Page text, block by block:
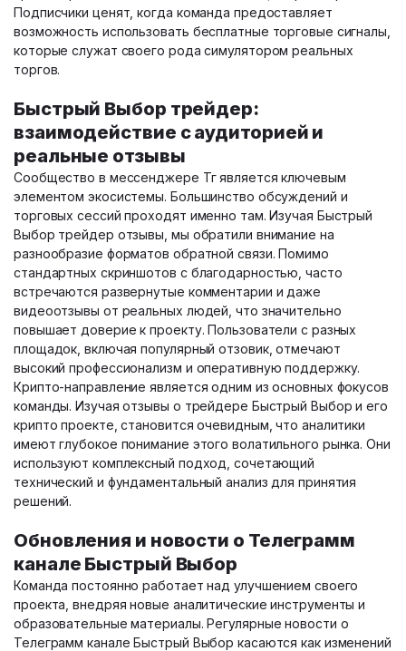
Подписчики ценят, когда команда предоставляет
возможность использовать бесплатные торговые сигналы,
которые служат своего рода симулятором реальных
торгов.
Быстрый Выбор трейдер:
взаимодействие с аудиторией и
реальные отзывы
Сообщество в мессенджере Тг является ключевым
элементом экосистемы. Большинство обсуждений и
торговых сессий проходят именно там. Изучая Быстрый
Выбор трейдер отзывы, мы обратили внимание на
разнообразие форматов обратной связи. Помимо
стандартных скриншотов с благодарностью, часто
встречаются развернутые комментарии и даже
видеоотзывы от реальных людей, что значительно
повышает доверие к проекту. Пользователи с разных
площадок, включая популярный отзовик, отмечают
высокий профессионализм и оперативную поддержку.
Крипто-направление является одним из основных фокусов
команды. Изучая отзывы о трейдере Быстрый Выбор и его
крипто проекте, становится очевидным, что аналитики
имеют глубокое понимание этого волатильного рынка. Они
используют комплексный подход, сочетающий
технический и фундаментальный анализ для принятия
решений.
Обновления и новости о Телеграмм
канале Быстрый Выбор
Команда постоянно работает над улучшением своего
проекта, внедряя новые аналитические инструменты и
образовательные материалы. Регулярные новости о
Телеграмм канале Быстрый Выбор касаются как изменений